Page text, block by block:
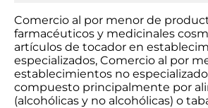
Comercio al por menor de
farmacéuticos y medicinales
artículos de tocador en
especializados, Comercio al por
establecimientos no
compuesto principalmente por
(alcohólicas y no alcohólicas) o